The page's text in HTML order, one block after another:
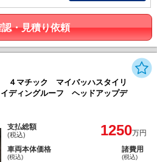
・見積り依頼
４マチック マイバッハスタイリ
ディングルーフ ヘッドアップデ
支払総額
(税込) 1250万円
車両本体価格
(税込)
諸費用
(税込)